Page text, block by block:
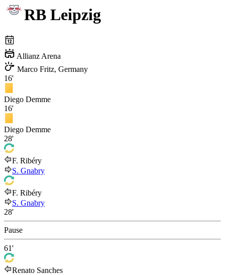
RB Leipzig
Allianz Arena
Marco Fritz, Germany
16'
Diego Demme
16'
Diego Demme
28'
F. Ribéry
S. Gnabry
F. Ribéry
S. Gnabry
28'
Pause
61'
Renato Sanches